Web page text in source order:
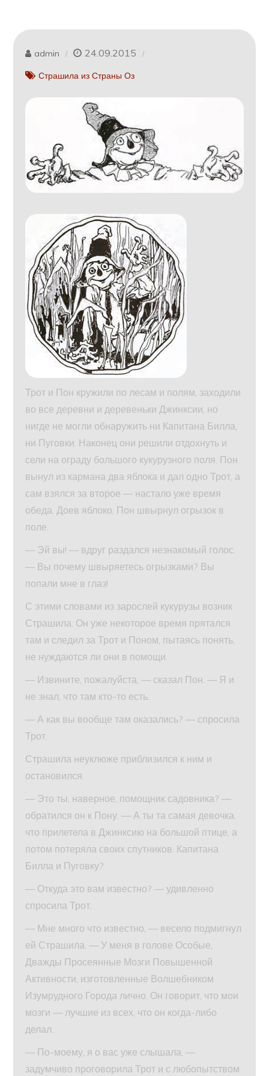
admin 24.09.2015
Страшила из Страны Оз
Трот и Пон кружили по лесам и полям, заходили
во все деревни и деревеньки Джинксии, но
нигде не могли обнаружить ни Капитана Билла,
ни Пуговки. Наконец они решили отдохнуть и
сели на ограду большого кукурузного поля. Пон
вынул из кармана два яблока и дал одно Трот, а
сам взялся за второе — настало уже время
обеда. Доев яблоко, Пон швырнул огрызок в
поле.
— Эй вы! — вдруг раздался незнакомый голос.
— Вы почему швыряетесь огрызками? Вы
попали мне в глаз!
С этими словами из зарослей кукурузы возник
Страшила. Он уже некоторое время прятался
там и следил за Трот и Поном, пытаясь понять,
не нуждаются ли они в помощи.
— Извините, пожалуйста, — сказал Пон. — Я и
не знал, что там кто-то есть.
— А как вы вообще там оказались? — спросила
Трот.
Страшила неуклюже приблизился к ним и
остановился.
— Это ты, наверное, помощник садовника? —
обратился он к Пону. — А ты та самая девочка,
что прилетела в Джинксию на большой птице, а
потом потеряла своих спутников. Капитана
Билла и Пуговку?
— Откуда это вам известно? — удивленно
спросила Трот.
— Мне много что известно, — весело подмигнул
ей Страшила. — У меня в голове Особые,
Дважды Просеянные Мозги Повышенной
Активности, изготовленные Волшебником
Изумрудного Города лично. Он говорит, что мои
мозги — лучшие из всех, что он когда-либо
делал.
— По-моему, я о вас уже слышала, —
задумчиво проговорила Трот и с любопытством